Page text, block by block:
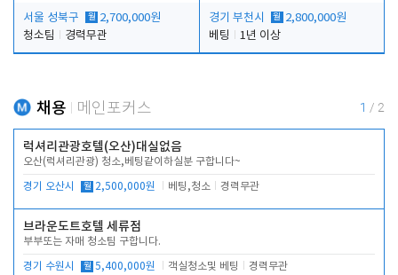
서울 성북구 월 2,700,000원
청소팀
경력무관
경기 부천시 월 2,800,000원
베팅
1년 이상
채용 메인포커스 1 / 2
럭셔리관광호텔(오산)대실없음
오산(럭셔리관광) 청소,베팅같이하실분 구합니다~
경기 오산시 월 2,500,000원 베팅,청소 경력무관
브라운도트호텔 세류점
부부또는 자매 청소팀 구합니다.
경기 수원시 월 5,400,000원 객실청소및 베팅 경력무관